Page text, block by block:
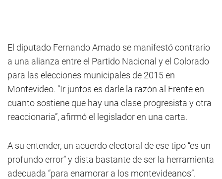
El diputado Fernando Amado se manifestó contrario
a una alianza entre el Partido Nacional y el Colorado
para las elecciones municipales de 2015 en
Montevideo. “Ir juntos es darle la razón al Frente en
cuanto sostiene que hay una clase progresista y otra
reaccionaria”, afirmó el legislador en una carta.
A su entender, un acuerdo electoral de ese tipo “es un
profundo error” y dista bastante de ser la herramienta
adecuada “para enamorar a los montevideanos”.